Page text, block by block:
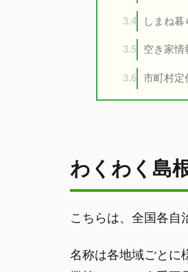
3.4 しまね
3.5 空き家情
3.6 市町村定
わくわく島
こちらは、全国各自
名称は各地域ごとに